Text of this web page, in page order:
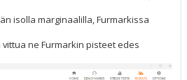
isolla marginaalilla, Furmarkissa
ne Furmarkin pisteet edes